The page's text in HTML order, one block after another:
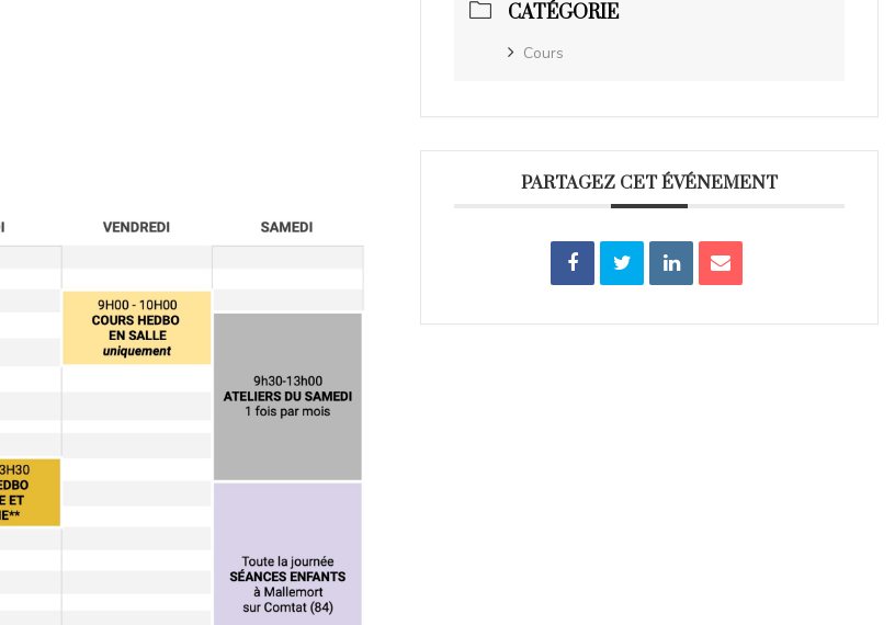
CATÉGORIE
Cours
PARTAGEZ CET ÉVÉNEMENT